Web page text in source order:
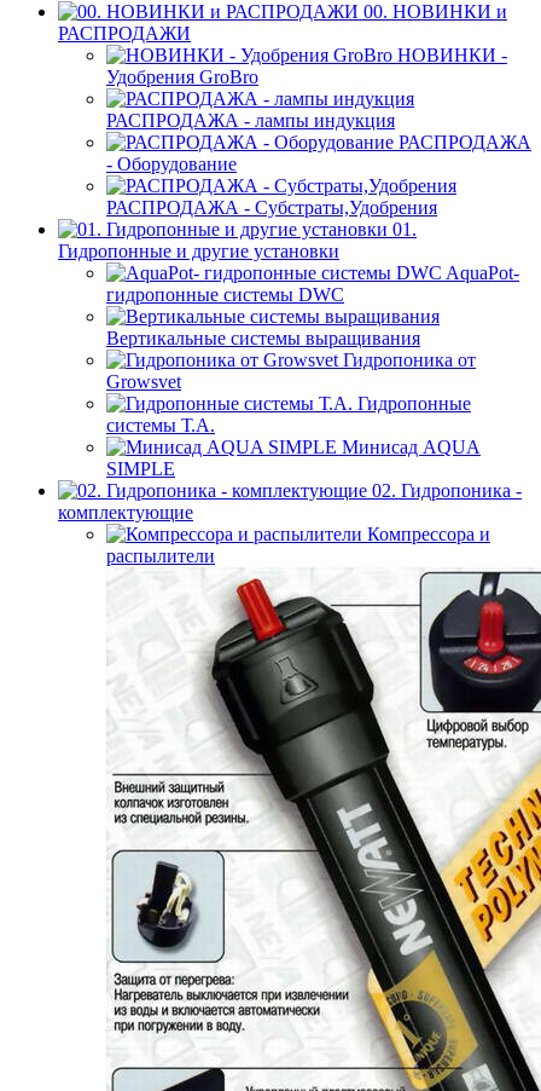
00. НОВИНКИ и
РАСПРОДАЖИ
НОВИНКИ -
Удобрения GroBro
РАСПРОДАЖА - лампы индукция
РАСПРОДАЖА
- Оборудование
РАСПРОДАЖА - Субстраты,Удобрения
01.
Гидропонные и другие установки
AquaPot-
гидропонные системы DWC
Вертикальные системы выращивания
Гидропоника от
Growsvet
Гидропонные
системы Т.A.
Минисад AQUA
SIMPLE
02. Гидропоника -
комплектующие
Компрессора и
распылители